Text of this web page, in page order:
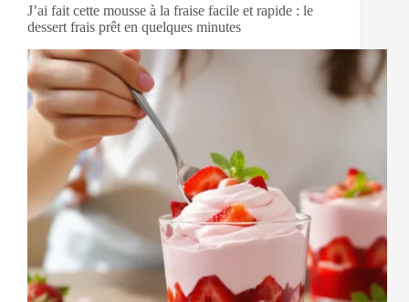
J’ai fait cette mousse à la fraise facile et rapide : le
dessert frais prêt en quelques minutes